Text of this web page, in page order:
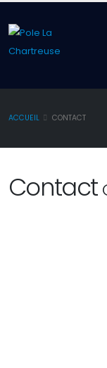
ACCUEIL CONTACT
Contact